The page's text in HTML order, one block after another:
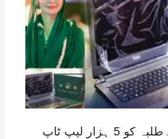
آزاد کشمیر کے طلبہ کو 5 ہزار لیپ ٹاپ